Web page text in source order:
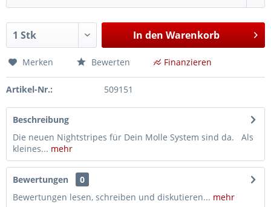
In den Warenkorb
Merken Bewerten Finanzieren
Artikel-Nr.: 509151
Beschreibung
Die neuen Nightstripes für Dein Molle System sind da. Als
kleines... mehr
Bewertungen
0
Bewertungen lesen, schreiben und diskutieren... mehr